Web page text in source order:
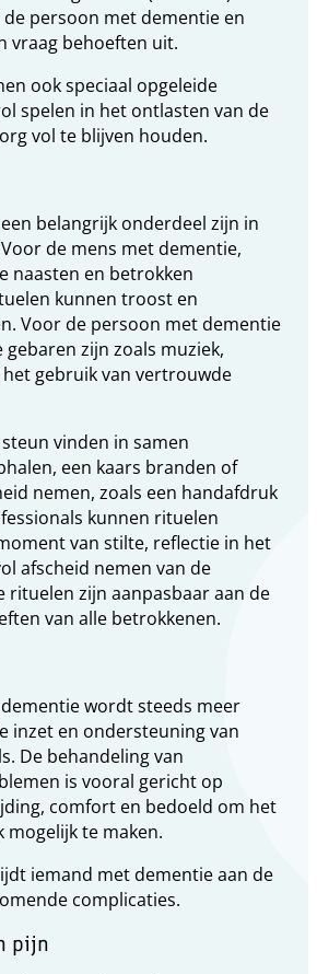
persoon met dementie en
vraag behoeften uit.
ook speciaal opgeleide
spelen in het ontlasten van de
vol te blijven houden.
belangrijk onderdeel zijn in
de mens met dementie,
naasten en betrokken
kunnen troost en
Voor de persoon met dementie
zijn zoals muziek,
gebruik van vertrouwde
vinden in samen
een kaars branden of
nemen, zoals een handafdruk
kunnen rituelen
van stilte, reflectie in het
afscheid nemen van de
rituelen zijn aanpasbaar aan de
van alle betrokkenen.
wordt steeds meer
inzet en ondersteuning van
De behandeling van
is vooral gericht op
comfort en bedoeld om het
mogelijk te maken.
iemand met dementie aan de
complicaties.
pijn